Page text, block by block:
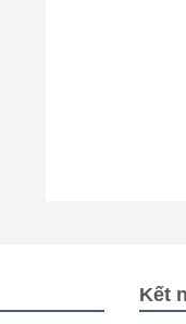
Kết